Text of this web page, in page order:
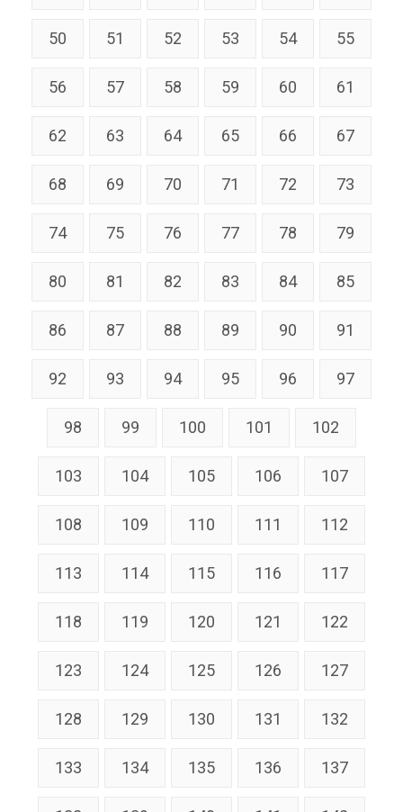
50 51 52 53 54 55
56 57 58 59 60 61
62 63 64 65 66 67
68 69 70 71 72 73
74 75 76 77 78 79
80 81 82 83 84 85
86 87 88 89 90 91
92 93 94 95 96 97
98 99 100 101 102
103 104 105 106 107
108 109 110 111 112
113 114 115 116 117
118 119 120 121 122
123 124 125 126 127
128 129 130 131 132
133 134 135 136 137